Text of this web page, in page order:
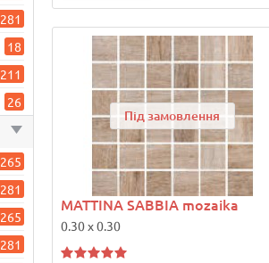
281
18
211
26
265
281
265
281
Під замовлення
MATTINA SABBIA mozaika
0.30 x 0.30